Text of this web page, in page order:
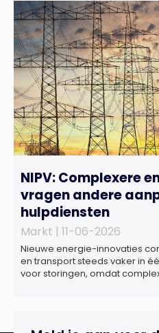
overnames verder uit. Naast
ondernemers, investeerders
terecht voor ondersteuning
NIPV: Complexere
vragen andere
hulpdiensten
Markt | 11-06-2026
Nieuwe energie-innovaties
en transport steeds vaker in
voor storingen, omdat